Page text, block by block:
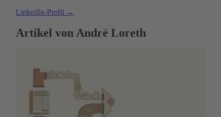
LinkedIn-Profil →
Artikel von André Loreth